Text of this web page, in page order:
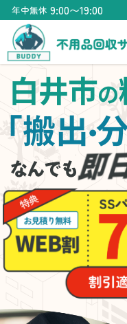
年中無休 9:00〜19:00
白井市の
搬出・